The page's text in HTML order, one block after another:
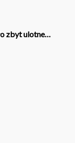
zbyt ulotne…